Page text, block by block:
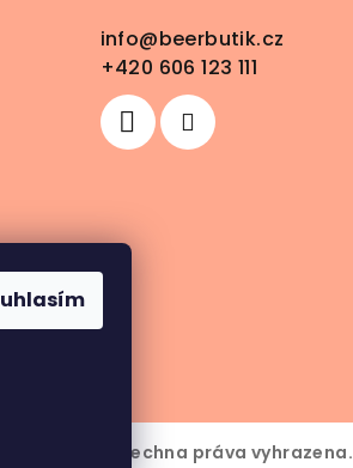
info@beerbutik.cz
+420 606 123 111
. Všechna práva vyhrazena.